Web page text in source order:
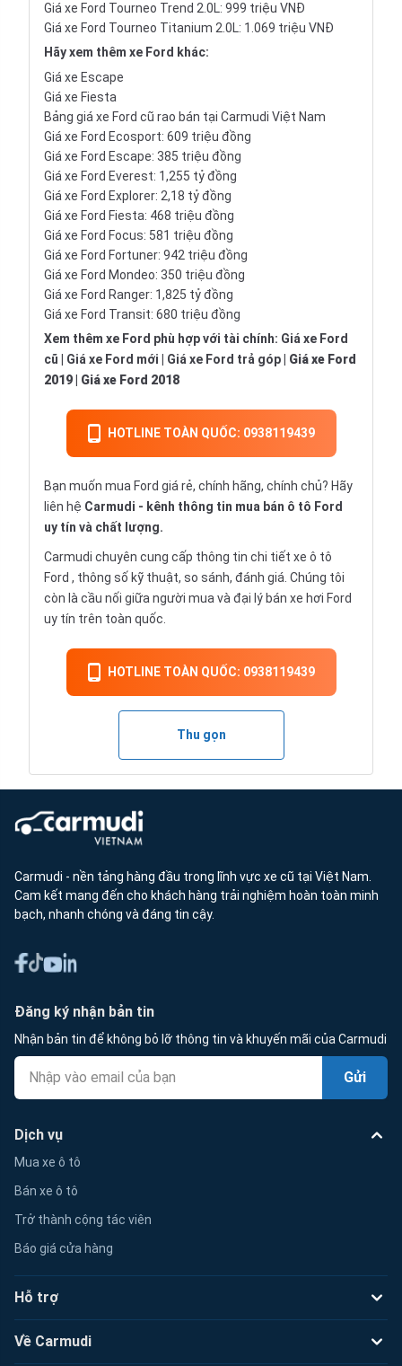
Giá xe Ford Tourneo Trend 2.0L: 999 triệu VNĐ
Giá xe Ford Tourneo Titanium 2.0L: 1.069 triệu VNĐ
Hãy xem thêm xe Ford khác:
Giá xe Escape
Giá xe Fiesta
Bảng giá xe Ford cũ rao bán tại Carmudi Việt Nam
Giá xe Ford Ecosport: 609 triệu đồng
Giá xe Ford Escape: 385 triệu đồng
Giá xe Ford Everest: 1,255 tỷ đồng
Giá xe Ford Explorer: 2,18 tỷ đồng
Giá xe Ford Fiesta: 468 triệu đồng
Giá xe Ford Focus: 581 triệu đồng
Giá xe Ford Fortuner: 942 triệu đồng
Giá xe Ford Mondeo: 350 triệu đồng
Giá xe Ford Ranger: 1,825 tỷ đồng
Giá xe Ford Transit: 680 triệu đồng
Xem thêm xe Ford phù hợp với tài chính: Giá xe Ford
cũ
Giá xe Ford mới Giá xe Ford trả góp
Giá xe Ford
2019
Giá xe Ford 2018
HOTLINE TOÀN QUỐC: 0938119439
Bạn muốn mua Ford giá rẻ, chính hãng, chính chủ? Hãy
liên hệ Carmudi - kênh thông tin mua bán ô tô Ford
uy tín và chất lượng.
Carmudi chuyên cung cấp thông tin chi tiết xe ô tô
Ford , thông số kỹ thuật, so sánh, đánh giá. Chúng tôi
còn là cầu nối giữa người mua và đại lý bán xe hơi Ford
uy tín trên toàn quốc.
HOTLINE TOÀN QUỐC: 0938119439
Thu gọn
Carmudi - nền tảng hàng đầu trong lĩnh vực xe cũ tại Việt Nam.
Cam kết mang đến cho khách hàng trải nghiệm hoàn toàn minh
bạch, nhanh chóng và đáng tin cậy.
Đăng ký nhận bản tin
Nhận bản tin để không bỏ lỡ thông tin và khuyến mãi của Carmudi
Gửi
Dịch vụ
Mua xe ô tô
Bán xe ô tô
Trở thành cộng tác viên
Báo giá cửa hàng
Hỗ trợ
Về Carmudi